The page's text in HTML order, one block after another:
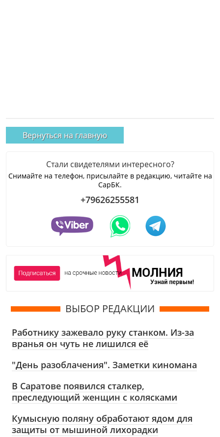
Вернуться на главную
Стали свидетелями интересного?
Снимайте на телефон, присылайте в редакцию, читайте на
СарБК.
+79626255581
ВЫБОР РЕДАКЦИИ
Работнику зажевало руку станком. Из-за
вранья он чуть не лишился её
"День разоблачения". Заметки киномана
В Саратове появился сталкер,
преследующий женщин с колясками
Кумысную поляну обработают ядом для
защиты от мышиной лихорадки